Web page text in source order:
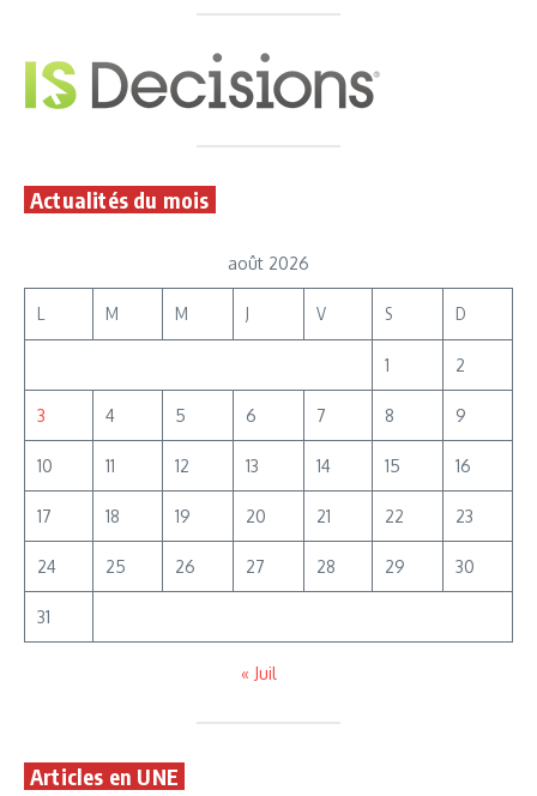
Actualités du mois
août 2026
L M M J V S D
1 2
3 4 5 6 7 8 9
10 11 12 13 14 15 16
17 18 19 20 21 22 23
24 25 26 27 28 29 30
31
« Juil
Articles en UNE